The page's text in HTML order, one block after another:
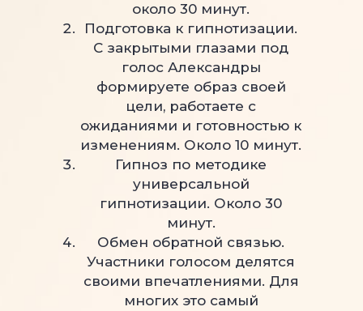
около 30 минут.
Подготовка к гипнотизации.
С закрытыми глазами под
голос Александры
формируете образ своей
цели, работаете с
ожиданиями и готовностью к
изменениям. Около 10 минут.
Гипноз по методике
универсальной
гипнотизации. Около 30
минут.
Обмен обратной связью.
Участники голосом делятся
своими впечатлениями. Для
многих это самый